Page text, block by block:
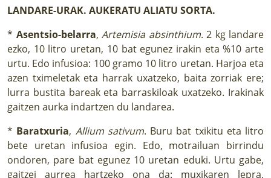
LANDARE-URAK. AUKERATU ALIATU SORTA.
* Asentsio-belarra, Artemisia absinthium. 2 kg landare
ezko, 10 litro uretan, 10 bat egunez irakin eta %10 arte
urtu. Edo infusioa: 100 gramo 10 litro uretan. Harjoa eta
azen tximeletak eta harrak uxatzeko, baita zorriak ere;
lurra bustita bareak eta barraskiloak uxatzeko. Irakinak
gaitzen aurka indartzen du landarea.
* Baratxuria, Allium sativum. Buru bat txikitu eta litro
bete uretan infusioa egin. Edo, motrailuan birrindu
ondoren, pare bat egunez 10 uretan eduki. Urtu gabe,
gaitzei aurrea hartzeko ona da: muxikaren lepra,